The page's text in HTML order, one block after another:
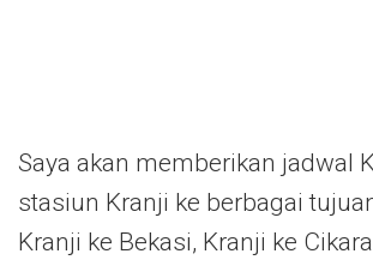
Saya akan memberikan jadwal
stasiun Kranji ke berbagai
Kranji ke Bekasi, Kranji ke